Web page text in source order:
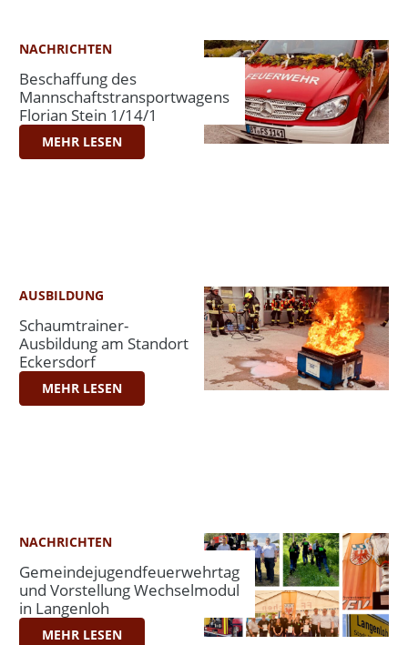
NACHRICHTEN
Beschaffung des
Mannschaftstransportwagens
Florian Stein 1/14/1
MEHR LESEN
AUSBILDUNG
Schaumtrainer-
Ausbildung am Standort
Eckersdorf
MEHR LESEN
NACHRICHTEN
Gemeindejugendfeuerwehrtag
und Vorstellung Wechselmodul
in Langenloh
MEHR LESEN